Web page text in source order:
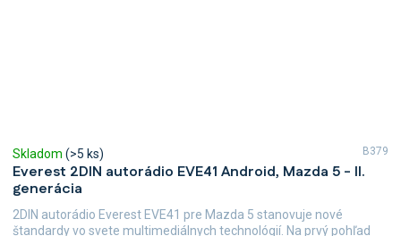
Everest 2DIN autorádio EVE41 Android, Mazda 5 - II.
generácia
Skladom (>5 ks)
2DIN autorádio Everest EVE41 pre Mazda 5 stanovuje nové
štandardy vo svete multimediálnych technológií. Na prvý pohľad
B379